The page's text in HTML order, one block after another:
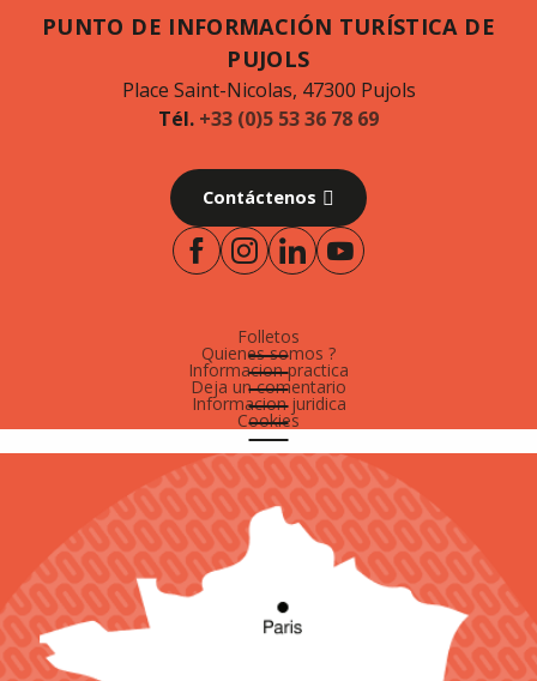
PUNTO DE INFORMACIÓN TURÍSTICA DE
PUJOLS
Place Saint-Nicolas, 47300 Pujols
Tél. +33 (0)5 53 36 78 69
Contáctenos
Folletos
Quienes somos ?
Informacion practica
Deja un comentario
Informacion juridica
Cookies